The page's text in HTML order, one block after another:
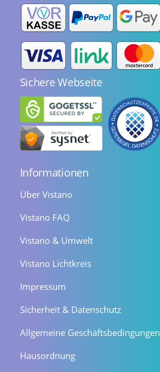
Sichere Webseite
Informationen
Über Vistano
Vistano FAQ
Vistano & Umwelt
Vistano Lichtkreis
Impressum
Sicherheit & Datenschutz
Allgemeine Geschäftsbedingungen
Hausordnung